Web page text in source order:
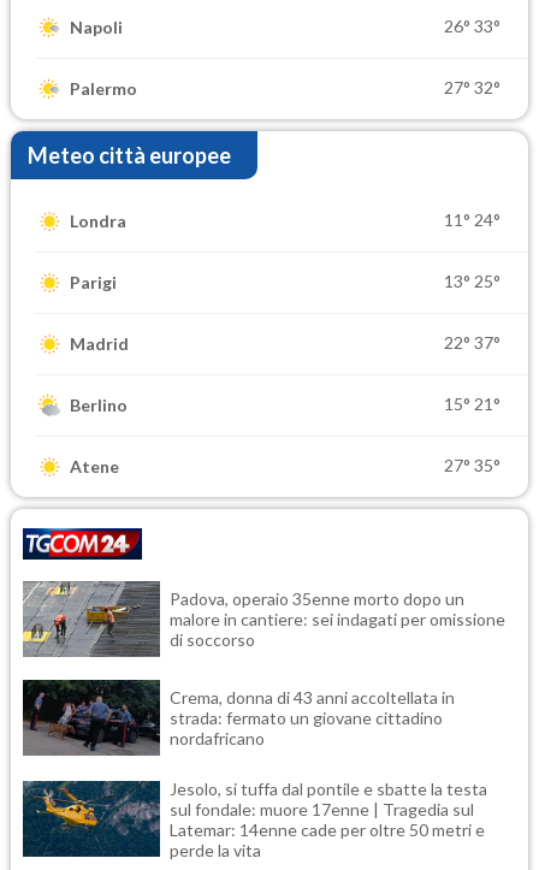
Napoli 26° 33°
Palermo 27° 32°
Meteo città europee
Londra 11° 24°
Parigi 13° 25°
Madrid 22° 37°
Berlino 15° 21°
Atene 27° 35°
Padova, operaio 35enne morto dopo un
malore in cantiere: sei indagati per omissione
di soccorso
Crema, donna di 43 anni accoltellata in
strada: fermato un giovane cittadino
nordafricano
Jesolo, si tuffa dal pontile e sbatte la testa
sul fondale: muore 17enne | Tragedia sul
Latemar: 14enne cade per oltre 50 metri e
perde la vita